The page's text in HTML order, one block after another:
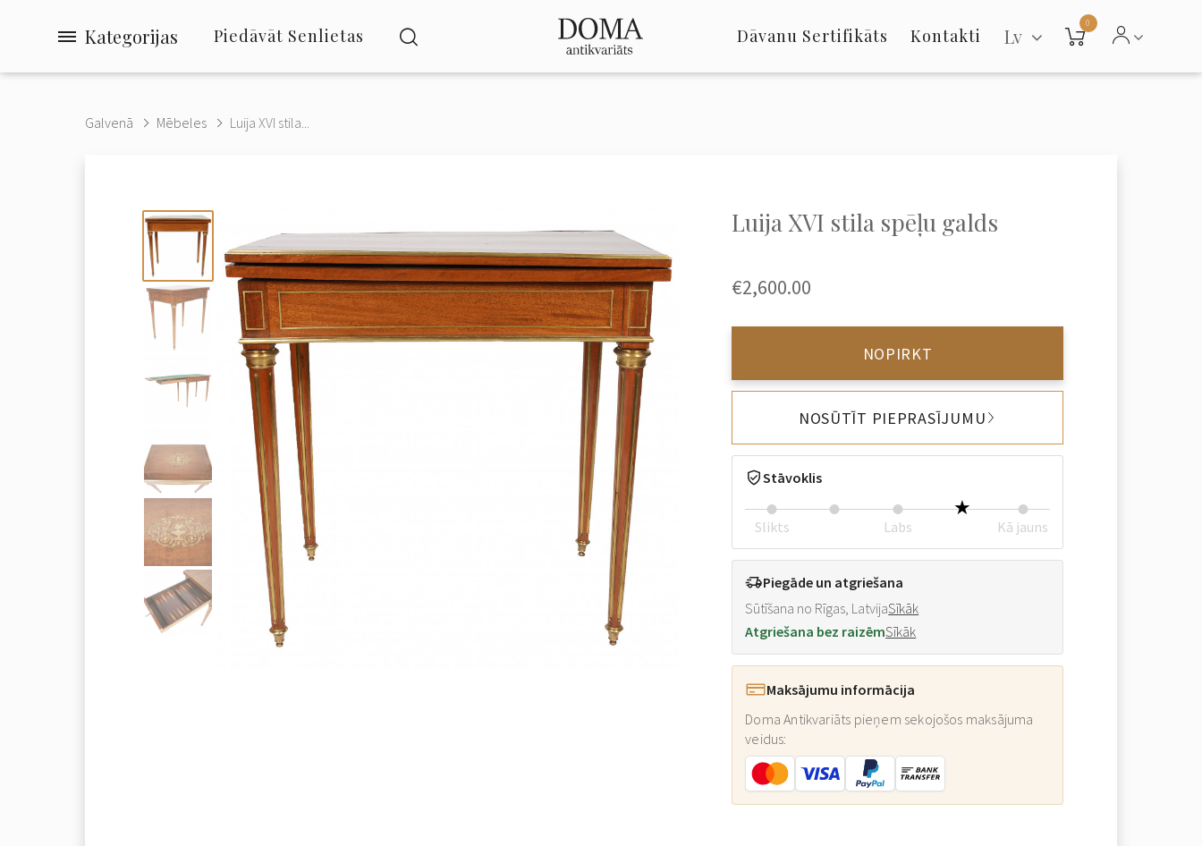
Kategorijas Piedāvāt Senlietas Dāvanu Sertifikāts Kontakti Lv
0
Galvenā Mēbeles Luija XVI stila...
Luija XVI stila spēļu galds
€2,600.00
NOPIRKT
NOSŪTĪT PIEPRASĪJUMU
Stāvoklis
Slikts Labs Kā jauns
Piegāde un atgriešana
Sūtīšana no Rīgas, LatvijaSīkāk
Atgriešana bez raizēmSīkāk
Maksājumu informācija
Doma Antikvariāts pieņem sekojošos maksājuma
veidus: